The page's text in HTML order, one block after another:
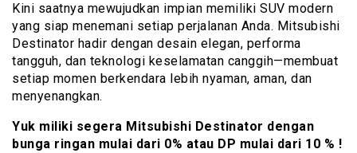
Kini saatnya mewujudkan impian memiliki SUV modern
yang siap menemani setiap perjalanan Anda. Mitsubishi
Destinator hadir dengan desain elegan, performa
tangguh, dan teknologi keselamatan canggih—membuat
setiap momen berkendara lebih nyaman, aman, dan
menyenangkan.
Yuk miliki segera Mitsubishi Destinator dengan
bunga ringan mulai dari 0% atau DP mulai dari 10 % !